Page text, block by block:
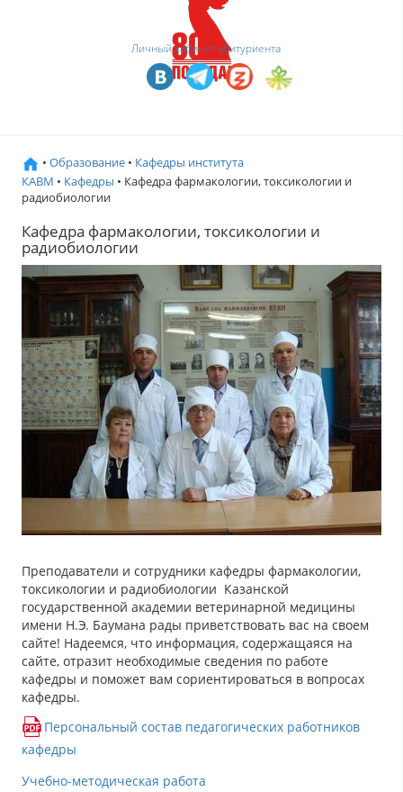
Личный кабинет абитуриента
• Образование • Кафедры института
КАВМ • Кафедры • Кафедра фармакологии, токсикологии и
радиобиологии
Кафедра фармакологии, токсикологии и
радиобиологии
Преподаватели и сотрудники кафедры фармакологии,
токсикологии и радиобиологии Казанской
государственной академии ветеринарной медицины
имени Н.Э. Баумана рады приветствовать вас на своем
сайте! Надеемся, что информация, содержащаяся на
сайте, отразит необходимые сведения по работе
кафедры и поможет вам сориентироваться в вопросах
кафедры.
Персональный состав педагогических работников
кафедры
Учебно-методическая работа